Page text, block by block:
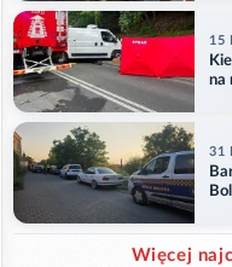
15
na
31
Więcej